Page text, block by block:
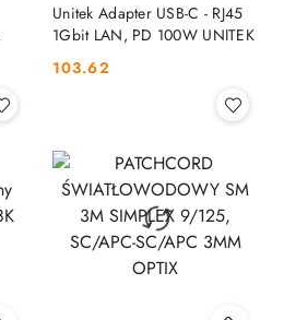
Unitek Adapter USB-C - RJ45
1Gbit LAN, PD 100W UNITEK
Cena:
103.62